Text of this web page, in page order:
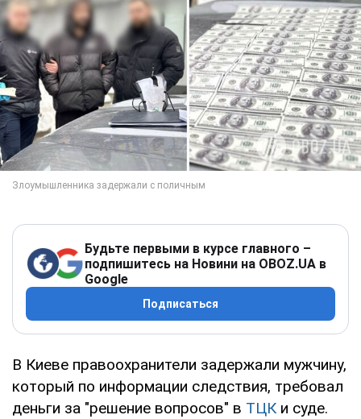
Будьте первыми в курсе главного –
подпишитесь на Новини на OBOZ.UA в
Google
Подписаться
В Киеве правоохранители задержали мужчину,
который по информации следствия, требовал
деньги за "решение вопросов" в ТЦКи суде.